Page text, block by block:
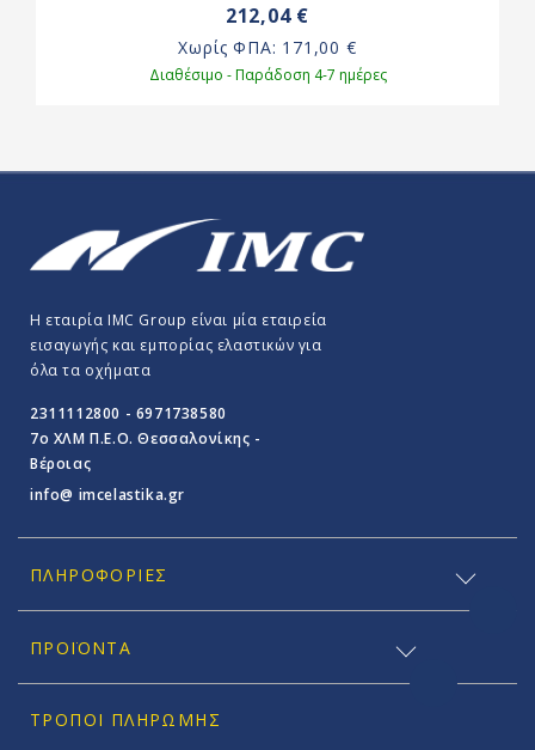
212,04 €
Χωρίς ΦΠΑ: 171,00 €
Διαθέσιμο - Παράδοση 4-7 ημέρες
Η εταιρία IMC Group είναι μία εταιρεία
εισαγωγής και εμπορίας ελαστικών για
όλα τα οχήματα
2311112800 - 6971738580
7o ΧΛΜ Π.E.O. Θεσσαλονίκης -
Βέροιας
info@ imcelastika.gr
ΠΛΗΡΟΦΟΡΊΕΣ
ΠΡΟΪΟΝΤΑ
ΤΡΌΠΟΙ ΠΛΗΡΩΜΉΣ